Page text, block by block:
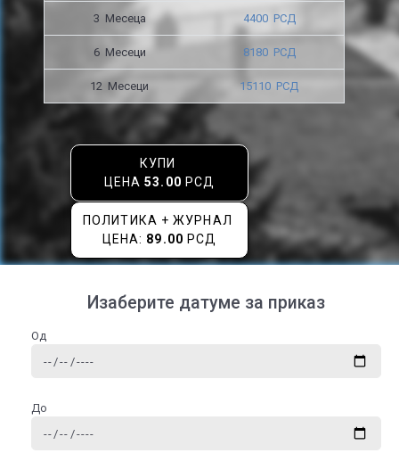
3 Месецa 4400 РСД
6 Месеци 8180 РСД
12 Месеци 15110 РСД
КУПИ
ЦЕНА53.00 РСД
ПОЛИТИКА + ЖУРНАЛ
ЦЕНА: 89.00 РСД
Изаберите датуме за приказ
Од
До